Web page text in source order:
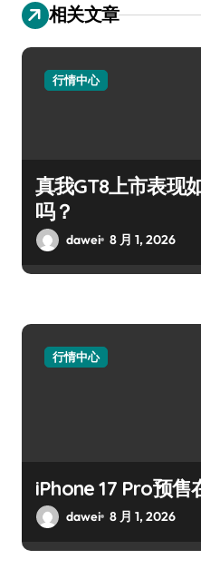
相关文章
行情中心
真我GT8上市表现
吗？
dawei 8 月 1, 2026
行情中心
iPhone 17 Pro预
dawei 8 月 1, 2026